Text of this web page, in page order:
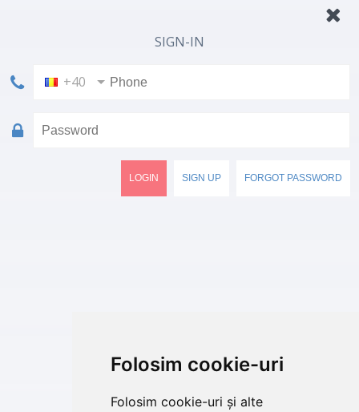
Folosim cookie-uri
Folosim cookie-uri și alte
SIGN-IN
+40
LOGIN SIGN UP FORGOT PASSWORD